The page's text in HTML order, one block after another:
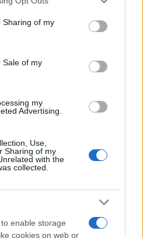
behaviour. You may click to
and its third-party tags to
purposes in below Google
Sharing of my
Sale of my
my
Advertising.
Use,
Sharing of my
with the
collected.
enable storage
cookies on web or
il modo di concepire le